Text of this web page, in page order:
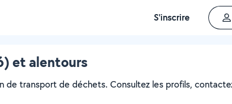
S'inscrire
et alentours
de transport de déchets. Consultez les profils,